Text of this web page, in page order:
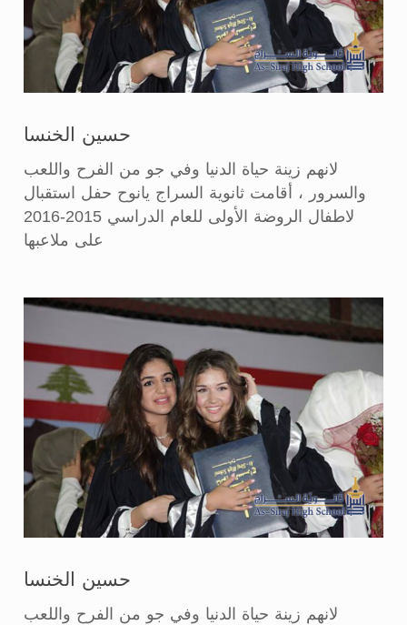
حسين الخنسا
لانهم زينة حياة الدنيا وفي جو من الفرح واللعب
والسرور ، أقامت ثانوية السراج يانوح حفل استقبال
لاطفال الروضة الأولى للعام الدراسي 2015-2016
على ملاعبها
حسين الخنسا
لانهم زينة حياة الدنيا وفي جو من الفرح واللعب